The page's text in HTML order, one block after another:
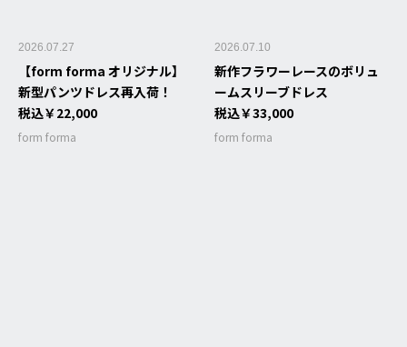
2026.07.27
【form forma オリジナル】
新型パンツドレス再入荷！
税込￥22,000
form forma
2026.07.10
新作フラワーレースのボリュ
ームスリーブドレス
税込￥33,000
form forma